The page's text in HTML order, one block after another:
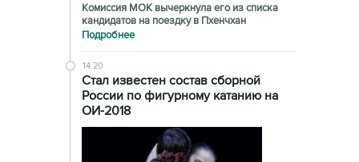
Комиссия МОК вычеркнула его из списка
кандидатов на поездку в Пхенчхан
Подробнее
14:20
Стал известен состав сборной
России по фигурному катанию на
ОИ-2018